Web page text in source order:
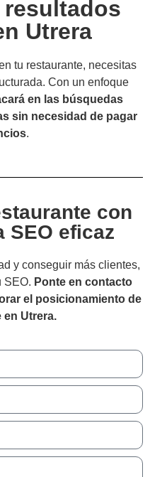
resultados
Utrera
tu restaurante, necesitas
Con un enfoque
en las búsquedas
sin necesidad de pagar
.
con
SEO eficaz
y conseguir más clientes,
SEO. Ponte en contacto
el posicionamiento de
en Utrera.